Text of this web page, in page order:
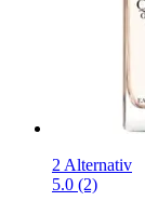
2 Alternativ
5.0 (2)